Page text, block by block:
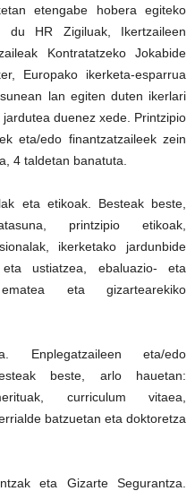
etengabe hobera egiteko
du HR Zigiluak, Ikertzaileen
Kontratatzeko Jokabide
Europako ikerketa-esparrua
lan egiten duten ikerlari
duenez xede. Printzipio
eta/edo finantzatzaileek zein
4 taldetan banatuta.
eta etikoak. Besteak beste,
printzipio etikoak,
ikerketako jardunbide
ustiatzea, ebaluazio- eta
eta gizartearekiko
Enplegatzaileen eta/edo
beste, arlo hauetan:
curriculum vitaea,
batzuetan eta doktoretza
eta Gizarte Segurantza.